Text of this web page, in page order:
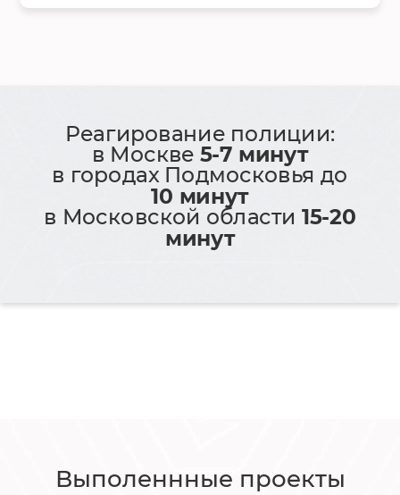
Реагирование полиции:
в Москве 5-7 минут
в городах Подмосковья до
10 минут
в Московской области 15-20
минут
Выполеннные проекты